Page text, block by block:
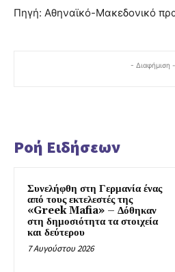
Πηγή: Αθηναϊκό-Μακεδονικό
- Διαφήμιση -
Ροή Ειδήσεων
Συνελήφθη στη Γερμανία ένας
από τους εκτελεστές της
«Greek Mafia» – Δόθηκαν
στη δημοσιότητα τα στοιχεία
και δεύτερου
7 Αυγούστου 2026